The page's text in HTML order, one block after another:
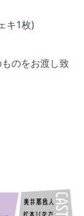
キ1枚)
のをお渡し致